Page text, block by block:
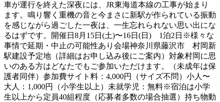
車が運行を終えた深夜には、JR東海道本線の工事が始まり
ます。鳴り響く重機の音と今まさに新駅が作られている振動
を感じながら過ごした一夜は、一生忘れられない思い出にな
るはずです。開催日8月15日(土)〜16日(日) 1泊2日※様々な
事情で延期・中止の可能性あり会場神奈川県藤沢市 村岡新
駅建設予定地（詳細はお申し込み後にご案内）対象村岡に思
いのある方はどなたでもご参加いただけます。（未成年は保
護者同伴）参加費サイト料：4,000円（サイズ不問）小人〜
大人：1,000円（小学生以上）未就学児：無料※宿泊は小学
生以上から定員40組程度（応募者多数の場合抽選）持ち物動